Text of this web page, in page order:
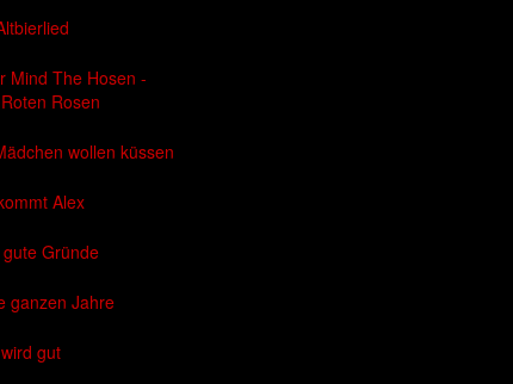
Mind The Hosen -
Rosen
wollen küssen
Alex
Gründe
ganzen Jahre
gut